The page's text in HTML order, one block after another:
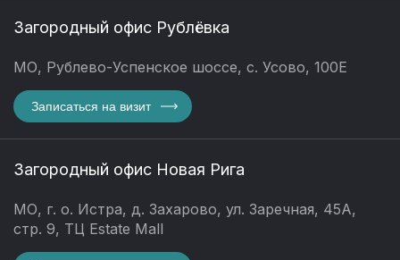
Загородный офис Рублёвка
МО, Рублево-Успенское шоссе, с. Усово, 100Е
Записаться на визит
Загородный офис Новая Рига
МО, г. о. Истра, д. Захарово, ул. Заречная, 45А,
стр. 9, ТЦ Estate Mall